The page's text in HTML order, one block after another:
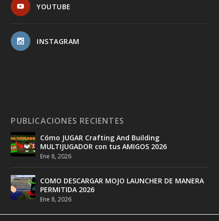
YOUTUBE
INSTAGRAM
PUBLICACIONES RECIENTES
Cómo JUGAR Crafting And Building
MULTIJUGADOR con tus AMIGOS 2026
Ene 8, 2026
COMO DESCARGAR MOJO LAUNCHER DE MANERA
PERMITIDA 2026
Ene 8, 2026